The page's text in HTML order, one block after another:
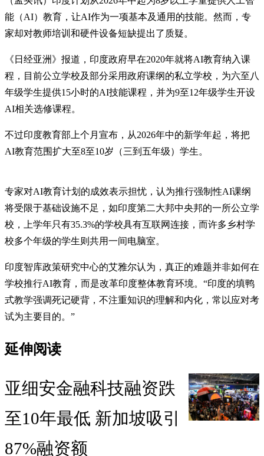
能（AI）教育，让AI作为一项基本及通用的技能。然而，专
家却对教师培训和硬件设备短缺提出了质疑。
《日经亚洲》报道，印度政府早在2020年就将AI教育纳入课
程，目前公立学校及部分采用政府课纲的私立学校，为六至八
年级学生提供15小时的AI技能课程，并为9至12年级学生开设
AI相关选修课程。
不过印度教育部上个月宣布，从2026年中的新学年起，将把
AI教育范围扩大至8至10岁（三到五年级）学生。
专家对AI教育计划的成效表示担忧，认为推行强制性AI课纲
将受限于基础设施不足，如印度第二大邦中央邦的一所公立学
校，上学年只有35.3%的学校具有互联网连接，而许多乡村学
校多个年级的学生则共用一间电脑室。
印度智库政策研究中心的艾雅尔认为，真正的难题并非如何在
学校推行AI教育，而是改革印度整体教育环境。“印度的填鸭
式教学强调死记硬背，不注重知识的理解和内化，常以应对考
试为主要目的。”
延伸阅读
亚细安金融科技融资跌
至10年最低 新加坡吸引
87%融资额